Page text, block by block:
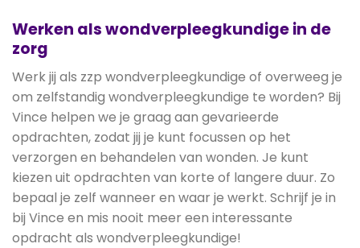
Werken als wondverpleegkundige in de
zorg
Werk jij als zzp wondverpleegkundige of overweeg je
om zelfstandig wondverpleegkundige te worden? Bij
Vince helpen we je graag aan gevarieerde
opdrachten, zodat jij je kunt focussen op het
verzorgen en behandelen van wonden. Je kunt
kiezen uit opdrachten van korte of langere duur. Zo
bepaal je zelf wanneer en waar je werkt. Schrijf je in
bij Vince en mis nooit meer een interessante
opdracht als wondverpleegkundige!